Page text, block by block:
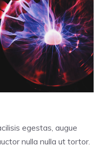
egestas, augue
nulla nulla ut tortor.